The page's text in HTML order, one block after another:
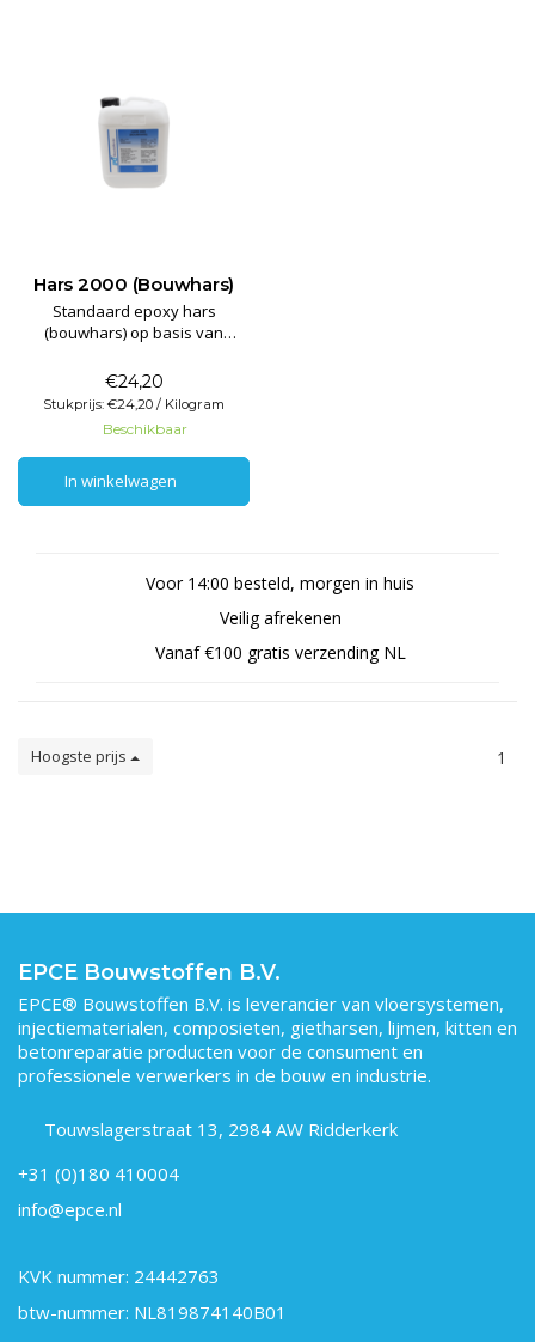
Hars 2000 (Bouwhars)
Standaard epoxy hars
(bouwhars) op basis van
combinatie met een
monofunctionele verdunner en
basis vloei en antikrater
additieven.
€24,20
Stukprijs: €24,20 / Kilogram
Beschikbaar
In winkelwagen
In winkelwagen
Voor 14:00 besteld, morgen in huis
Veilig afrekenen
Vanaf €100 gratis verzending NL
Hoogste prijs 1
EPCE Bouwstoffen B.V.
EPCE® Bouwstoffen B.V. is leverancier van vloersystemen,
injectiematerialen, composieten, gietharsen, lijmen, kitten en
betonreparatie producten voor de consument en
professionele verwerkers in de bouw en industrie.
Touwslagerstraat 13, 2984 AW Ridderkerk
+31 (0)180 410004
info@epce.nl
KVK nummer: 24442763
btw-nummer: NL819874140B01